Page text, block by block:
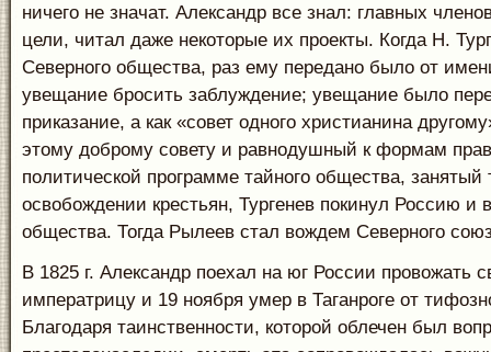
ничего не значат. Александр все знал: главных
цели, читал даже некоторые их проекты. Когда Н.
Северного общества, раз ему передано было от
увещание бросить заблуждение; увещание было
приказание, а как «совет одного христианина
этому доброму совету и равнодушный к формам
политической программе тайного общества,
освобождении крестьян, Тургенев покинул Россию и
общества. Тогда Рылеев стал вождем Северного
В 1825 г. Александр поехал на юг России провожать
императрицу и 19 ноября умер в Таганроге от
Благодаря таинственности, которой облечен был